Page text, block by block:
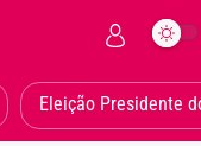
Eleição Presidente